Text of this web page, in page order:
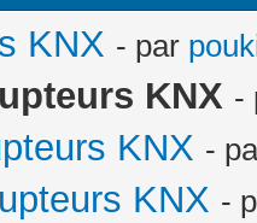
KNX - par
KNX -
KNX -
KNX -